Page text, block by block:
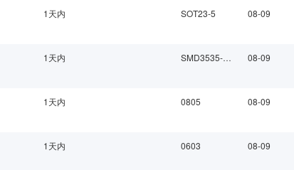
1天内 SOT23-5 08-09
1天内 SMD3535-4P 08-09
1天内 0805 08-09
1天内 0603 08-09